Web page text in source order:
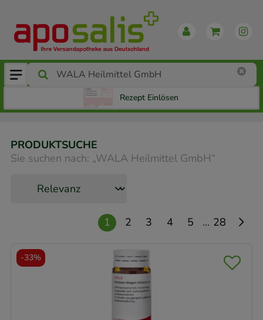
Rezept Einlösen
PRODUKTSUCHE
Sie suchen nach: „WALA Heilmittel GmbH“
1 2 3 4 5 ... 28
-33%